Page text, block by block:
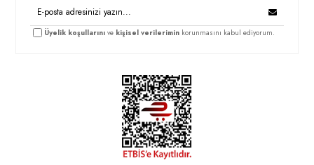
Üyelik koşullarını ve kişisel verilerimin korunmasını kabul ediyorum.